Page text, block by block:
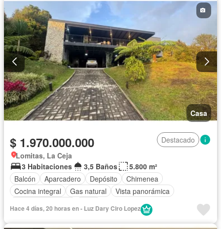
Casa
$ 1.970.000.000
Destacado
Lomitas, La Ceja
3 Habitaciones
3,5 Baños
5.800 m²
Balcón
Aparcadero Depósito
Chimenea
Cocina integral
Gas natural
Vista panorámica
Hace 4 días, 20 horas en - Luz Dary Ciro Lopez